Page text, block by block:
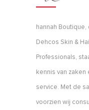
hannah
Dehcos Skin &
Professionals,
kennis van
service. Met de
voorzien wij